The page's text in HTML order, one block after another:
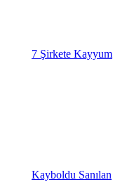
7 Şirkete Kayyum
Kayboldu Sanılan